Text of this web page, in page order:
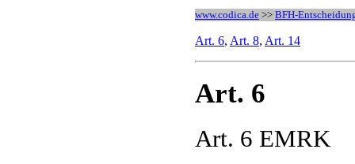
www.codica.de >> BFH-
Art. 6, Art. 8, Art. 14
Art. 6
Art. 6 EMRK